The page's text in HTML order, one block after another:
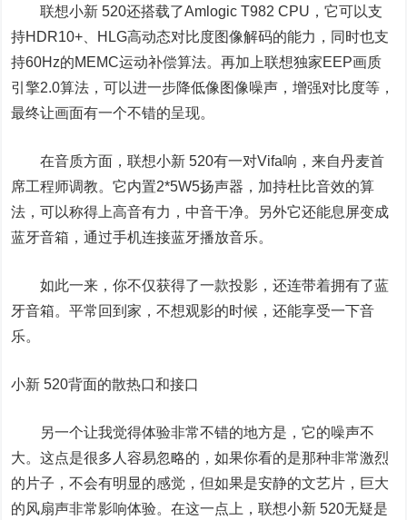
联想小新 520还搭载了Amlogic T982 CPU，它可以支
持HDR10+、HLG高动态对比度图像解码的能力，同时也支
持60Hz的MEMC运动补偿算法。再加上联想独家EEP画质
引擎2.0算法，可以进一步降低像图像噪声，增强对比度等，
最终让画面有一个不错的呈现。
在音质方面，联想小新 520有一对Vifa响，来自丹麦首
席工程师调教。它内置2*5W5扬声器，加持杜比音效的算
法，可以称得上高音有力，中音干净。另外它还能息屏变成
蓝牙音箱，通过手机连接蓝牙播放音乐。
如此一来，你不仅获得了一款投影，还连带着拥有了蓝
牙音箱。平常回到家，不想观影的时候，还能享受一下音
乐。
小新 520背面的散热口和接口
另一个让我觉得体验非常不错的地方是，它的噪声不
大。这点是很多人容易忽略的，如果你看的是那种非常激烈
的片子，不会有明显的感觉，但如果是安静的文艺片，巨大
的风扇声非常影响体验。在这一点上，联想小新 520无疑是